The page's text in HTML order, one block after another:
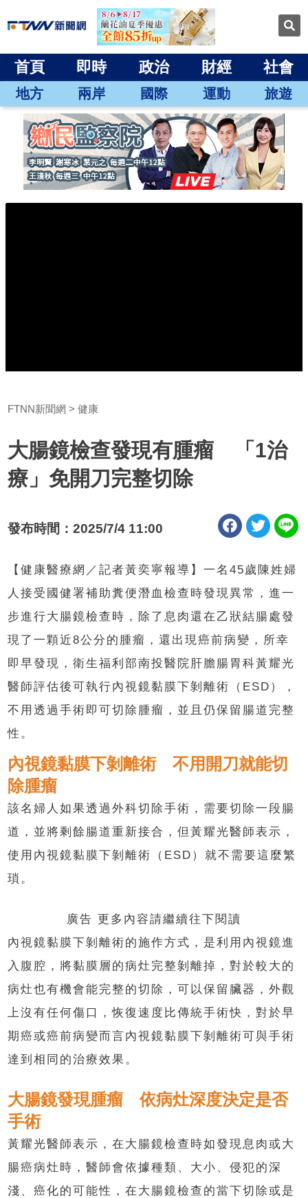
首頁 即時 政治 財經 社會
地方 兩岸 國際 運動 旅遊
FTNN新聞網 健康
大腸鏡檢查發現有腫瘤 「1治
療」免開刀完整切除
發布時間：2025/7/4 11:00
【健康醫療網／記者黃奕寧報導】一名45歲陳姓婦
人接受國健署補助糞便潛血檢查時發現異常，進一
步進行大腸鏡檢查時，除了息肉還在乙狀結腸處發
現了一顆近8公分的腫瘤，還出現癌前病變，所幸
即早發現，衛生福利部南投醫院肝膽腸胃科黃耀光
醫師評估後可執行內視鏡黏膜下剝離術（ESD），
不用透過手術即可切除腫瘤，並且仍保留腸道完整
性。
內視鏡黏膜下剝離術 不用開刀就能切
除腫瘤
該名婦人如果透過外科切除手術，需要切除一段腸
道，並將剩餘腸道重新接合，但黃耀光醫師表示，
使用內視鏡黏膜下剝離術（ESD）就不需要這麼繁
瑣。
廣告 更多內容請繼續往下閱讀
內視鏡黏膜下剝離術的施作方式，是利用內視鏡進
入腹腔，將黏膜層的病灶完整剝離掉，對於較大的
病灶也有機會能完整的切除，可以保留臟器，外觀
上沒有任何傷口，恢復速度比傳統手術快，對於早
期癌或癌前病變而言內視鏡黏膜下剝離術可與手術
達到相同的治療效果。
大腸鏡發現腫瘤 依病灶深度決定是否
手術
黃耀光醫師表示，在大腸鏡檢查時如發現息肉或大
腸癌病灶時，醫師會依據種類、大小、侵犯的深
淺、癌化的可能性，在大腸鏡檢查的當下切除或是